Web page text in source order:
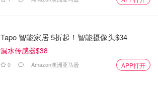
Tapo 智能家居 5折起！智能摄像头$34
漏水传感器$38
0 Amazon澳洲亚马逊 APP打开